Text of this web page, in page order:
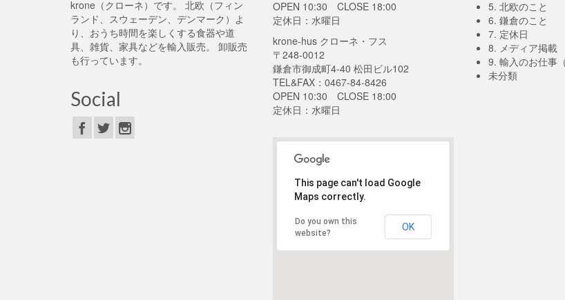
krone（クローネ）です。 北欧（フィン
ランド、スウェーデン、デンマーク）よ
り、おうち時間を楽しくする食器や道
具、雑貨、家具などを輸入販売。 卸販売
も行っています。
Social
OPEN 10:30 CLOSE 18:00
定休日：水曜日
krone-hus クローネ・フス
〒248-0012
鎌倉市御成町4-40 松田ビル102
TEL&FAX：0467-84-8426
OPEN 10:30 CLOSE 18:00
定休日：水曜日
This page can't load Google
Maps correctly.
Do you own this
website?
OK
5. 北欧のこと
6. 鎌倉のこと
7. 定休日
8. メディア掲載
9. 輸入のお仕事
未分類